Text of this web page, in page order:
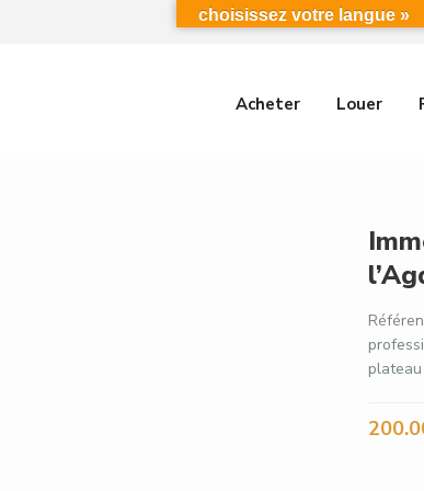
Acheter Louer
plateau
choisissez votre langue »